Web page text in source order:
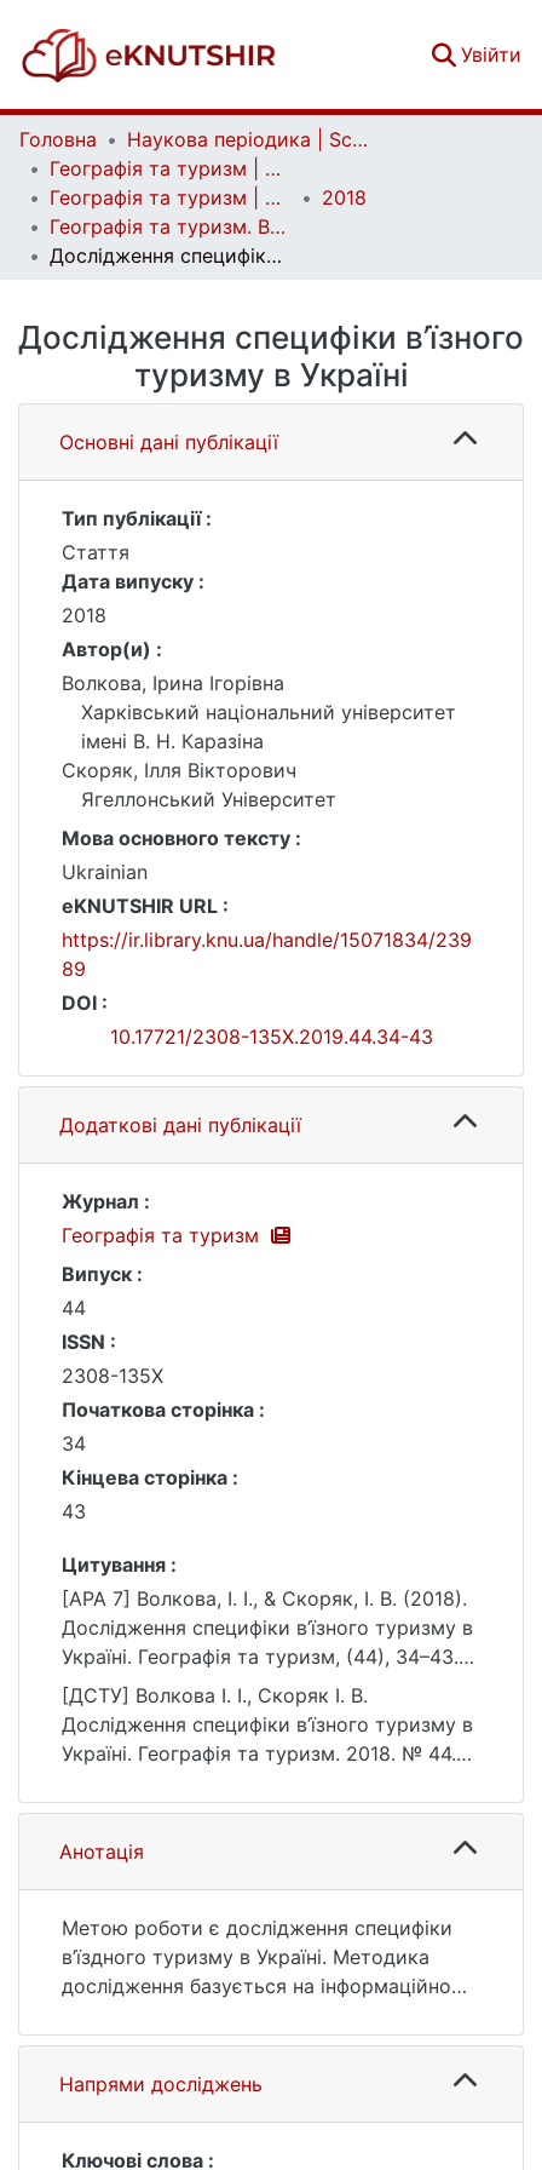
Увійти
Головна
Наукова періодика | Scientific periodicals
Географія та туризм | Geography and tourism
Географія та туризм | Geography and tourism
2018
Географія та туризм. Випуск 44
Дослідження специфіки в’їзного туризму в Україні
Дослідження специфіки в’їзного
туризму в Україні
Основні дані публікації
Тип публікації :
Стаття
Дата випуску :
2018
Автор(и) :
Волкова, Ірина Ігорівна
Харківський національний університет
імені В. Н. Каразіна
Скоряк, Ілля Вікторович
Ягеллонський Університет
Мова основного тексту :
Ukrainian
eKNUTSHIR URL :
https://ir.library.knu.ua/handle/15071834/239
89
DOI :
10.17721/2308-135X.2019.44.34-43
Додаткові дані публікації
Журнал :
Географія та туризм
Випуск :
44
ISSN :
2308-135X
Початкова сторінка :
34
Кінцева сторінка :
43
Цитування :
[APA 7] Волкова, І. І., & Скоряк, І. В. (2018).
Дослідження специфіки в’їзного туризму в
Україні. Географія та туризм, (44), 34–43.
https://doi.org/10.17721/2308-
135X.2019.44.34-43
[ДСТУ] Волкова І. І., Скоряк І. В.
Дослідження специфіки в’їзного туризму в
Україні. Географія та туризм. 2018. № 44.
135X.2019.44.34-43 (дата звернення:
25.07.2026).
Анотація
Метою роботи є дослідження специфіки
в’їздного туризму в Україні. Методика
дослідження базується на інформаційному
установах (Державна служба статистики
України, Київська обласна державна
адміністрація та інш.). У процесі
статистичний, аналітичний,порівняльний
Напрями досліджень
Ключові слова :